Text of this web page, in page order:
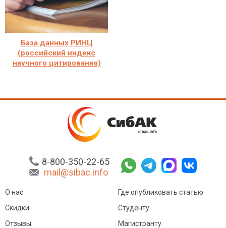
База данных РИНЦ
(российский индекс
научного цитирования)
8-800-350-22-65
mail@sibac.info
О нас
Скидки
Отзывы
Где опубликовать статью
Студенту
Магистранту